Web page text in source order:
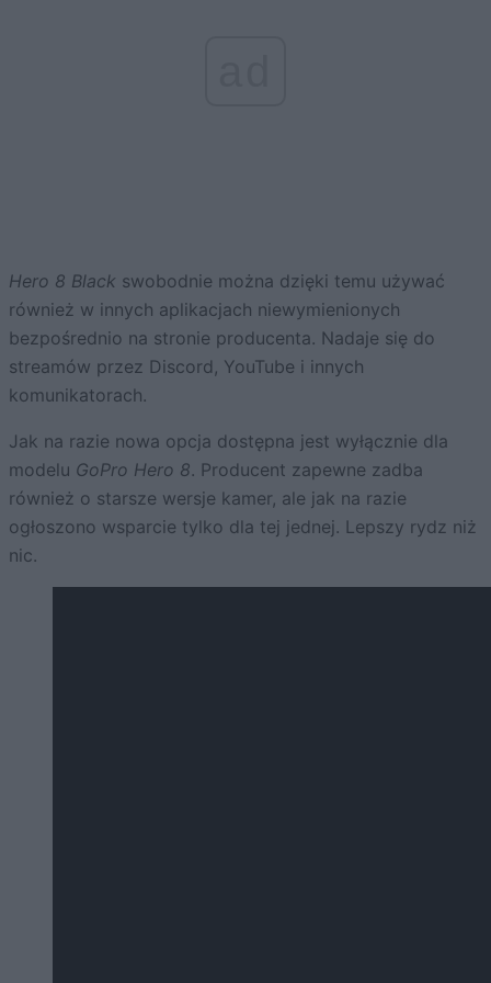
Hero 8 Black swobodnie można dzięki temu używać
również w innych aplikacjach niewymienionych
bezpośrednio na stronie producenta. Nadaje się do
streamów przez Discord, YouTube i innych
komunikatorach.
Jak na razie nowa opcja dostępna jest wyłącznie dla
modelu GoPro Hero 8. Producent zapewne zadba
również o starsze wersje kamer, ale jak na razie
ogłoszono wsparcie tylko dla tej jednej. Lepszy rydz niż
nic.